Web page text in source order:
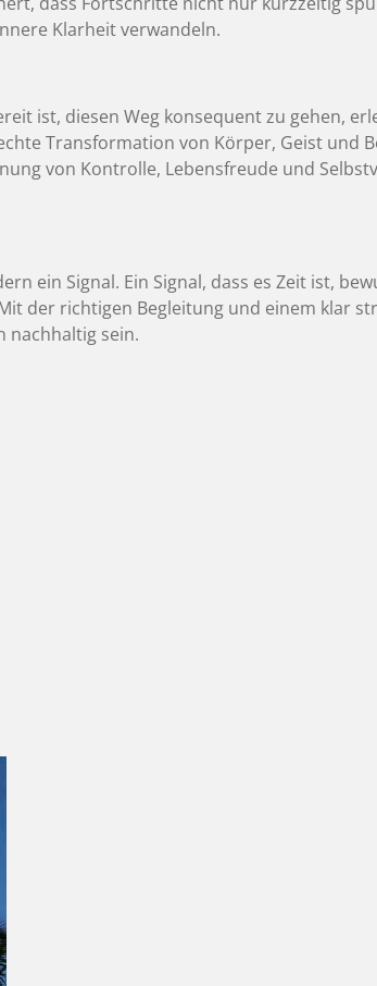
Klarheit verwandeln.
ist, diesen Weg konsequent zu gehen,
Transformation von Körper, Geist und
von Kontrolle, Lebensfreude und
ein Signal. Ein Signal, dass es Zeit ist,
der richtigen Begleitung und einem klar
nachhaltig sein.